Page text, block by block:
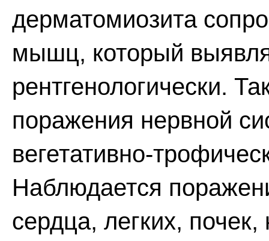
дерматомиозита
мышц, который
рентгенологически.
поражения нервной
вегетативно-
Наблюдается
сердца, легких,